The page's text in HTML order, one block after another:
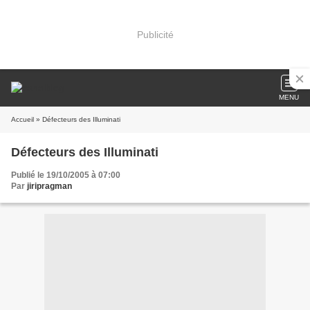
Publicité
MENU
Accueil » Défecteurs des Illuminati
Défecteurs des Illuminati
Publié le 19/10/2005 à 07:00
Par jiripragman